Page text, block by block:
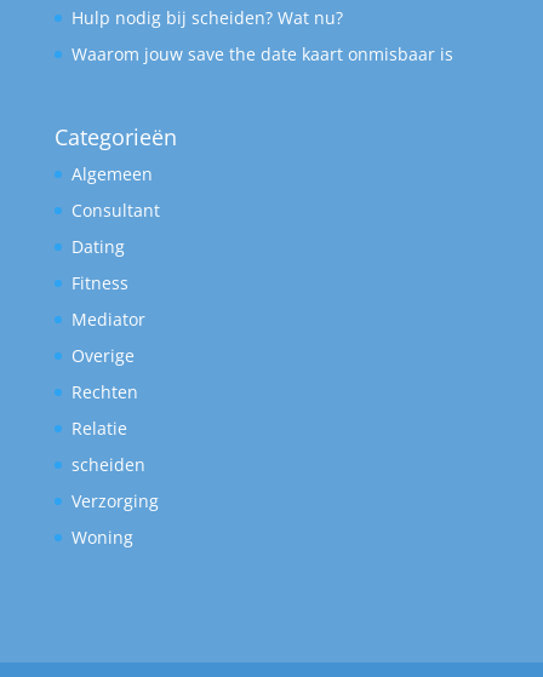
Hulp nodig bij scheiden? Wat nu?
Waarom jouw save the date kaart onmisbaar is
Categorieën
Algemeen
Consultant
Dating
Fitness
Mediator
Overige
Rechten
Relatie
scheiden
Verzorging
Woning